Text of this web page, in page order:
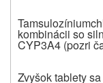
kombinácii so
CYP3A4 (pozri
Zvyšok tablety